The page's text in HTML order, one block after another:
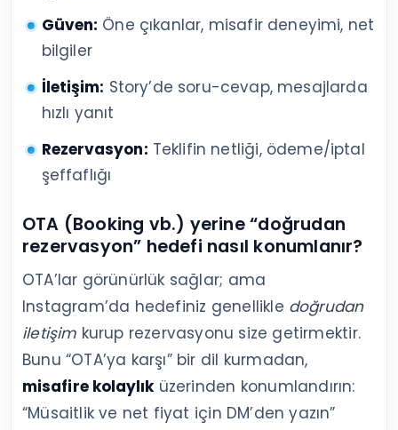
Güven: Öne çıkanlar, misafir deneyimi, net
bilgiler
İletişim: Story’de soru-cevap, mesajlarda
hızlı yanıt
Rezervasyon: Teklifin netliği, ödeme/iptal
şeffaflığı
OTA (Booking vb.) yerine “doğrudan
rezervasyon” hedefi nasıl konumlanır?
OTA’lar görünürlük sağlar; ama
Instagram’da hedefiniz genellikle doğrudan
iletişim kurup rezervasyonu size getirmektir.
Bunu “OTA’ya karşı” bir dil kurmadan,
misafire kolaylıküzerinden konumlandırın:
“Müsaitlik ve net fiyat için DM’den yazın”